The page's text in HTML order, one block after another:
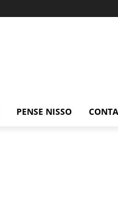
PENSE NISSO